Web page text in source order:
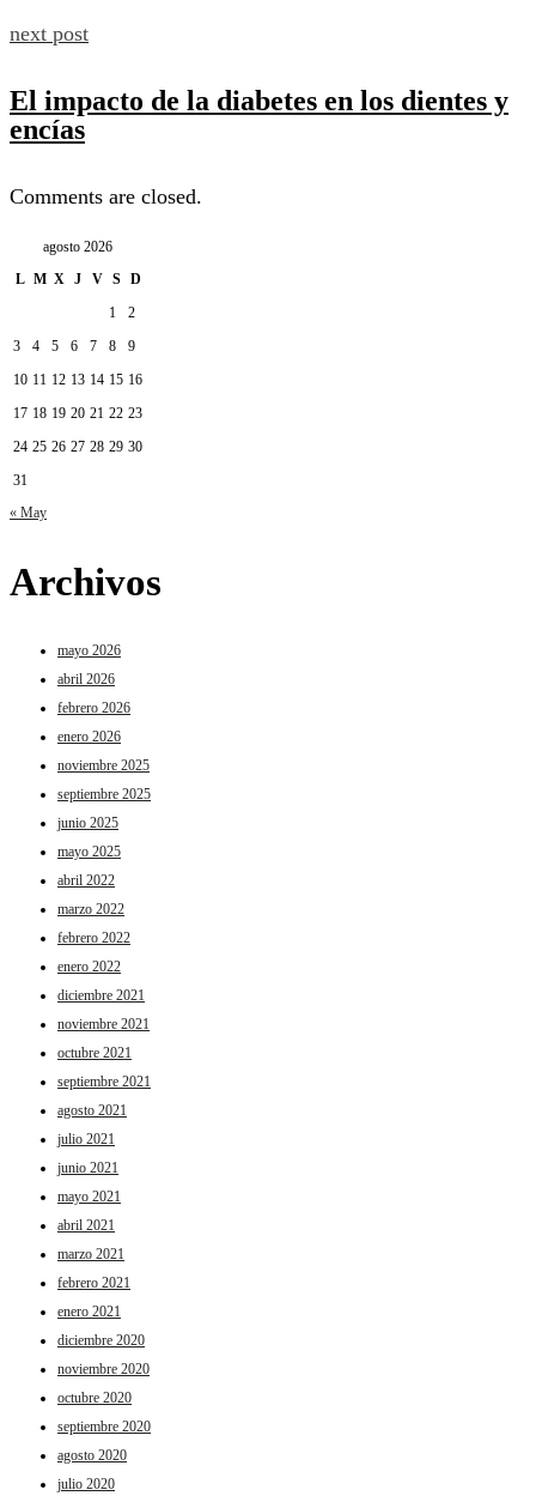
next post
El impacto de la diabetes en los dientes y
encías
Comments are closed.
agosto 2026
L M X J V S
D
1
2
3
4 5 6 7 8
9
10 11 12 13 14 15 16
17 18 19 20 21 22 23
24 25 26 27 28 29 30
31
« May
Archivos
mayo 2026
abril 2026
febrero 2026
enero 2026
noviembre 2025
septiembre 2025
junio 2025
mayo 2025
abril 2022
marzo 2022
febrero 2022
enero 2022
diciembre 2021
noviembre 2021
octubre 2021
septiembre 2021
agosto 2021
julio 2021
junio 2021
mayo 2021
abril 2021
marzo 2021
febrero 2021
enero 2021
diciembre 2020
noviembre 2020
octubre 2020
septiembre 2020
agosto 2020
julio 2020